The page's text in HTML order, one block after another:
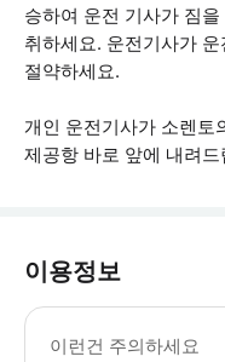
승하여 운전 기사가 짐
취하세요. 운전기사가
절약하세요.
개인 운전기사가 소렌토
제공항 바로 앞에 내려드
이용정보
이런건 주의하세요